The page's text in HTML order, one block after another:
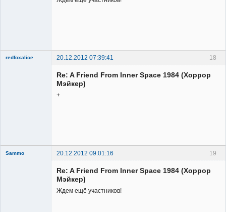
18
redfoxalice 20.12.2012 07:39:41
Re: A Friend From Inner Space 1984 (Хоррор
Мэйкер)
+
19
Sammo
20.12.2012 09:01:16
Re: A Friend From Inner Space 1984 (Хоррор
Мэйкер)
Ждем ещё участников!